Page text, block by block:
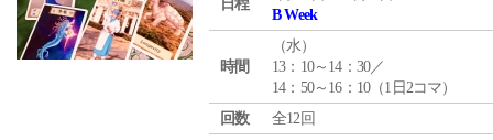
日程
B Week
時間
（水）
13：10～14：30／
14：50～16：10（1日2コマ）
回数
全12回